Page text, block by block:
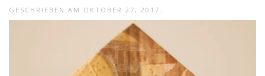
GESCHRIEBEN AM OKTOBER 27, 2017 .